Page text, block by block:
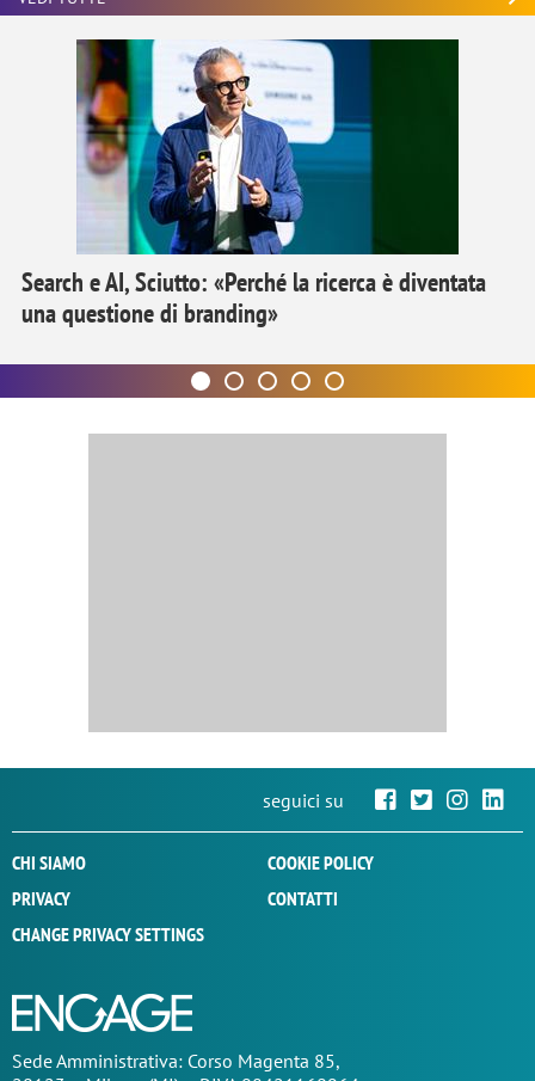
Search e AI, Sciutto: «Perché la ricerca è diventata
una questione di branding»
seguici su
CHI SIAMO
COOKIE POLICY
PRIVACY
CONTATTI
CHANGE PRIVACY SETTINGS
SedeAmministrativa: Corso Magenta 85,